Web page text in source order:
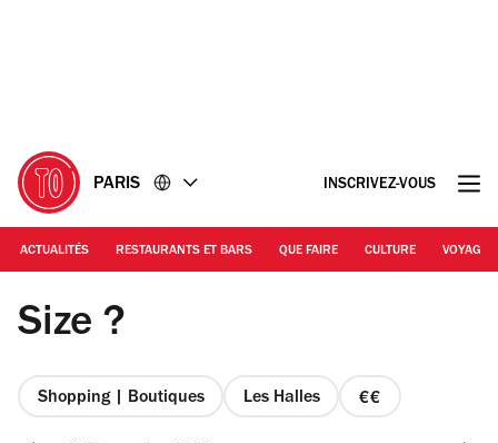
PARIS INSCRIVEZ-VOUS
ACTUALITÉS RESTAURANTS ET BARS QUE FAIRE CULTURE VOYAGE
© Ugly Mely
Size ?
Shopping | Boutiques Les Halles
prix